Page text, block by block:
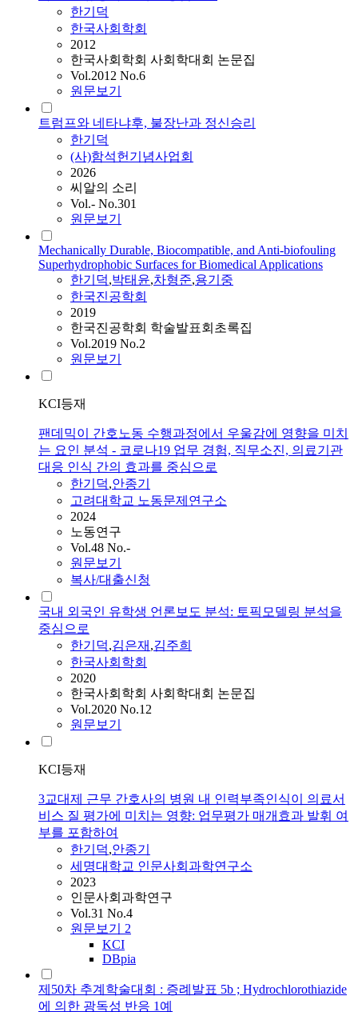
한기덕
한국사회학회
2012
한국사회학회 사회학대회 논문집
Vol.2012 No.6
원문보기
트럼프와 네타냐후, 불장난과 정신승리
한기덕
(사)함석헌기념사업회
2026
씨알의 소리
Vol.- No.301
원문보기
Mechanically Durable, Biocompatible, and Anti-biofouling
Superhydrophobic Surfaces for Biomedical Applications
한기덕,박태윤,차형준,용기중
한국진공학회
2019
한국진공학회 학술발표회초록집
Vol.2019 No.2
원문보기
KCI등재
팬데믹이 간호노동 수행과정에서 우울감에 영향을 미치
는 요인 분석 - 코로나19 업무 경험, 직무소진, 의료기관
대응 인식 간의 효과를 중심으로
한기덕,안종기
고려대학교 노동문제연구소
2024
노동연구
Vol.48 No.-
원문보기
복사/대출신청
국내 외국인 유학생 언론보도 분석: 토픽모델링 분석을
중심으로
한기덕,김은재 ,김주희
한국사회학회
2020
한국사회학회 사회학대회 논문집
Vol.2020 No.12
원문보기
KCI등재
3교대제 근무 간호사의 병원 내 인력부족인식이 의료서
비스 질 평가에 미치는 영향: 업무평가 매개효과 발휘 여
부를 포함하여
한기덕,안종기
세명대학교 인문사회과학연구소
2023
인문사회과학연구
Vol.31 No.4
원문보기 2
KCI
DBpia
제50차 추계학술대회 : 증례발표 5b ; Hydrochlorothiazide
에 의한 광독성 반응 1예